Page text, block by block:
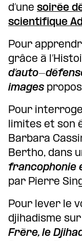
d’une soirée
scientifique
Pour
grâce à
d’auto-
images
Pour
limites et son
Barbara
Bertho, dans
francophonie
par Pierre
Pour lever le
djihadisme
Frère, le